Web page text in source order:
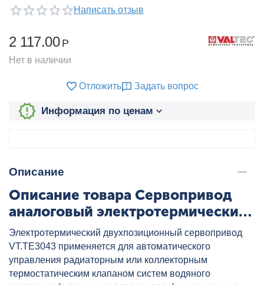
Написать отзыв
2 117.00 Р
Нет в наличии
Отложить Задать вопрос
Информация по ценам
Описание
Описание товара Сервопривод
аналоговый электротермический,
нормально открытый, 220 В
VALTEC, артикул: VT.TE3043.A.220
Электротермический двухпозиционный сервопривод
VT.TE3043 применяется для автоматического
управления радиаторным или коллекторным
термостатическим клапаном систем водяного